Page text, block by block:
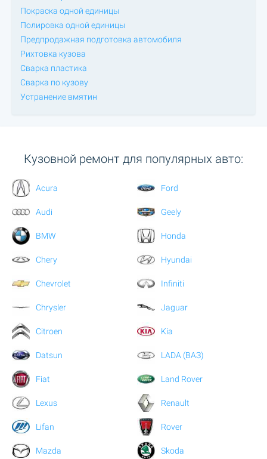
Покраска одной единицы
Полировка одной единицы
Предпродажная подготовка автомобиля
Рихтовка кузова
Сварка пластика
Сварка по кузову
Устранение вмятин
Кузовной ремонт для популярных авто:
Acura
Audi
BMW
Chery
Chevrolet
Chrysler
Citroen
Datsun
Fiat
Ford
Geely
Honda
Hyundai
Infiniti
Jaguar
Kia
LADA (ВАЗ)
Land Rover
Lexus
Lifan
Mazda
Renault
Rover
Skoda